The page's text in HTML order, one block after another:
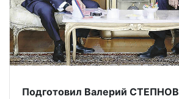
Подготовил Валерий СТЕПНОВ